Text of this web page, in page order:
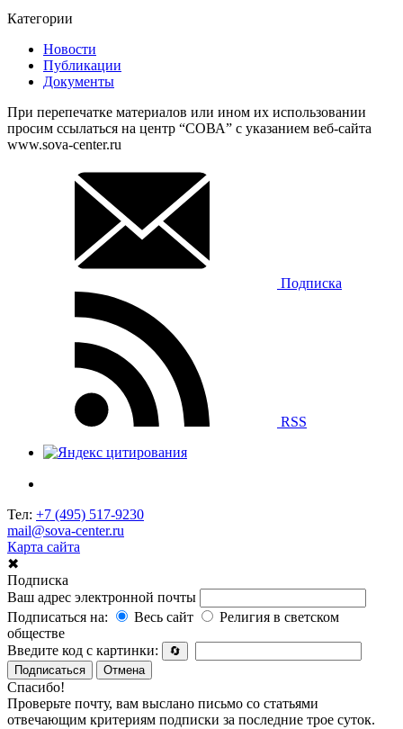
Категории
Новости
Публикации
Документы
При перепечатке материалов или ином их использовании
просим ссылаться на центр “СОВА” с указанием веб-сайта
www.sova-center.ru
Подписка
RSS
Тел: +7 (495) 517-9230
mail@sova-center.ru
Карта сайта
✖
Подписка
Ваш адрес электронной почты
Подписаться на:
Весь сайт
Религия в светском
обществе
Введите код с картинки:
🔄
Подписаться
Отмена
Спасибо!
Проверьте почту, вам выслано письмо со статьями
отвечающим критериям подписки за последние трое суток.